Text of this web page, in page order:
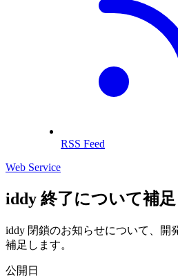
RSS Feed
Web Service
iddy 終了について補足
iddy 閉鎖のお知らせについて、開
補足します。
公開日